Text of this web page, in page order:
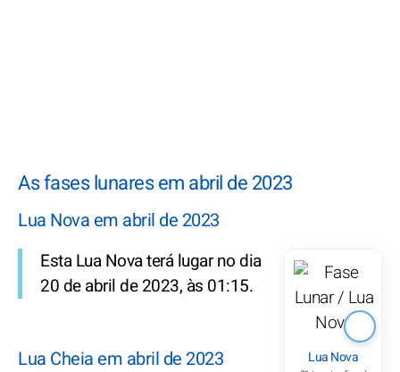
As fases lunares em abril de 2023
Lua Nova em abril de 2023
Lua Nova
Esta Lua Nova terá lugar no dia
20 de abril de 2023, às 01:15.
Lua Cheia em abril de 2023